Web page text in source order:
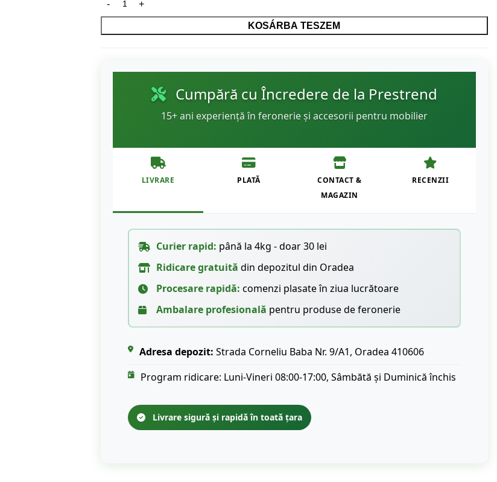
KOSÁRBA TESZEM
Cumpără cu Încredere de la Prestrend
15+ ani experiență în feronerie și accesorii pentru mobilier
LIVRARE PLATĂ
CONTACT &
MAGAZIN
RECENZII
Curier rapid: până la 4kg - doar 30 lei
Ridicare gratuită din depozitul din Oradea
Procesare rapidă: comenzi plasate în ziua lucrătoare
Ambalare profesională pentru produse de feronerie
Adresa depozit: Strada Corneliu Baba Nr. 9/A1, Oradea 410606
Program ridicare: Luni-Vineri 08:00-17:00, Sâmbătă și Duminică închis
Livrare sigură și rapidă în toată țara